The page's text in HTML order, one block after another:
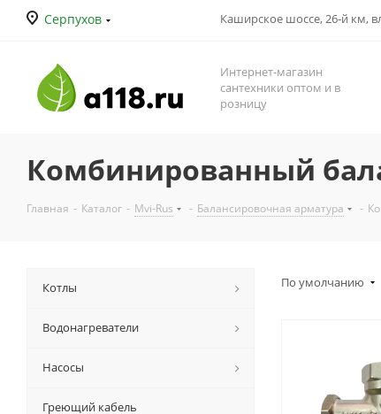
Серпухов Каширское шоссе, 26-й км,
Интернет-магазин
сантехники оптом и в
розницу
Комбинированный
Главная - Каталог - Mvi-Rus - Балансировочная арматура -
По умолчанию
Котлы
Водонагреватели
Насосы
Греющий кабель